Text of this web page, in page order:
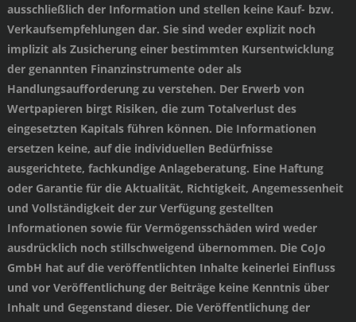
ausschließlich der Information und stellen keine Kauf- bzw.
Verkaufsempfehlungen dar. Sie sind weder explizit noch
implizit als Zusicherung einer bestimmten Kursentwicklung
der genannten Finanzinstrumente oder als
Handlungsaufforderung zu verstehen. Der Erwerb von
Wertpapieren birgt Risiken, die zum Totalverlust des
eingesetzten Kapitals führen können. Die Informationen
ersetzen keine, auf die individuellen Bedürfnisse
ausgerichtete, fachkundige Anlageberatung. Eine Haftung
oder Garantie für die Aktualität, Richtigkeit, Angemessenheit
und Vollständigkeit der zur Verfügung gestellten
Informationen sowie für Vermögensschäden wird weder
ausdrücklich noch stillschweigend übernommen. Die CoJo
GmbH hat auf die veröffentlichten Inhalte keinerlei Einfluss
und vor Veröffentlichung der Beiträge keine Kenntnis über
Inhalt und Gegenstand dieser. Die Veröffentlichung der